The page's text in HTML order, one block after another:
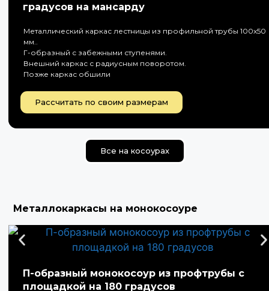
градусов на мансарду
Металлический каркас лестницы из профильной трубы 100х50
мм..
Г-образный с забежными ступенями.
Внешний каркас с радиусным поворотом.
Позже каркас обшили
Рассчитать по своим размерам
Все на косоурах
Металлокаркасы на монокосоуре
П-образный монокосоур из профтрубы с
площадкой на 180 градусов